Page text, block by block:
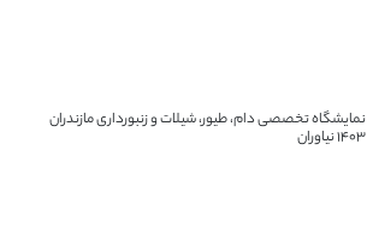
نمایشگاه تخصصی دام، طیور، شیلات و زنبورداری مازندران
1403 نیاوران